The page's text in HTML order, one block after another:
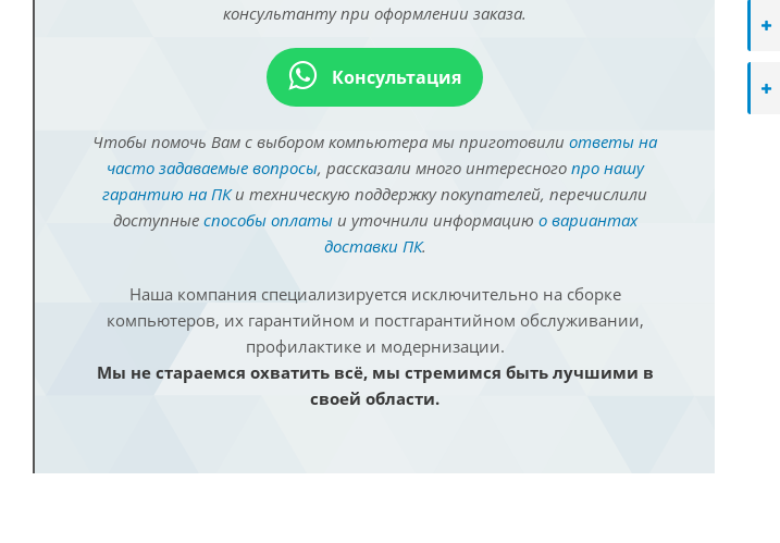
консультанту при оформлении заказа.
Консультация
Чтобы помочь Вам с выбором компьютера мы приготовили ответы на
часто задаваемые вопросы, рассказали много интересного про нашу
гарантию на ПКи техническую поддержку покупателей, перечислили
доступные способы оплатыи уточнили информацию о вариантах
доставки ПК.
Наша компания специализируется исключительно на сборке
компьютеров, их гарантийном и постгарантийном обслуживании,
профилактике и модернизации.
Мы не стараемся охватить всё, мы стремимся быть лучшими в
своей области.